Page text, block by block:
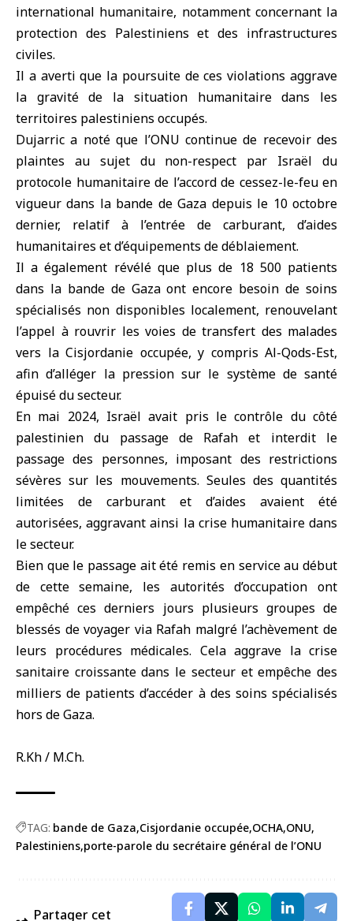
international humanitaire, notamment concernant la
protection des Palestinienset des infrastructures
civiles.
Il a averti que la poursuite de ces violations aggrave
la gravité de la situation humanitaire dans les
territoires palestiniens occupés.
Dujarric a noté que l’ONU continue de recevoir des
plaintes au sujet du non-respect par Israël du
protocole humanitaire de l’accord de cessez-le-feu en
vigueur dans la bande de Gaza depuis le 10 octobre
dernier, relatif à l’entrée de carburant, d’aides
humanitaires et d’équipements de déblaiement.
Il a également révélé que plus de 18 500 patients
dans la bande de Gaza ont encore besoin de soins
spécialisés non disponibles localement, renouvelant
l’appel à rouvrir les voies de transfert des malades
vers la Cisjordanie occupée, y compris Al-Qods-Est,
afin d’alléger la pression sur le système de santé
épuisé du secteur.
En mai 2024, Israël avait pris le contrôle du côté
palestinien du passage de Rafah et interdit le
passage des personnes, imposant des restrictions
sévères sur les mouvements. Seules des quantités
limitées de carburant et d’aides avaient été
autorisées, aggravant ainsi la crise humanitaire dans
le secteur.
Bien que le passage ait été remis en service au début
de cette semaine, les autorités d’occupation ont
empêché ces derniers jours plusieurs groupes de
blessés de voyager via Rafah malgré l’achèvement de
leurs procédures médicales. Cela aggrave la crise
sanitaire croissante dans le secteur et empêche des
milliers de patients d’accéder à des soins spécialisés
hors de Gaza.
R.Kh / M.Ch.
TAG: bande de Gaza Cisjordanie occupée OCHA ONU
Palestiniens porte-parole du secrétaire général de l’ONU
Partager cet